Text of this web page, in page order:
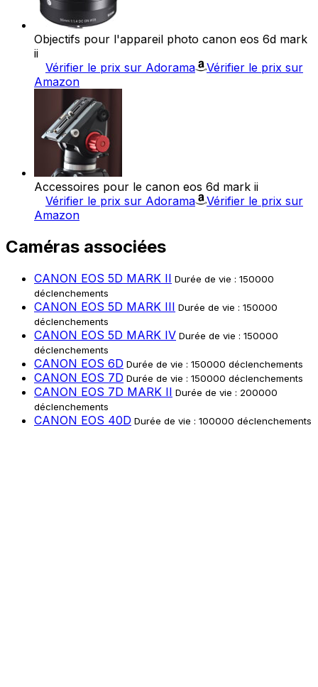
Objectifs pour l'appareil photo canon eos 6d mark
ii
Vérifier le prix sur Adorama
Vérifier le prix sur
Amazon
Accessoires pour le canon eos 6d mark ii
Vérifier le prix sur Adorama
Vérifier le prix sur
Amazon
Caméras associées
CANON EOS 5D MARK II Durée de vie : 150000
déclenchements
CANON EOS 5D MARK III Durée de vie : 150000
déclenchements
CANON EOS 5D MARK IV Durée de vie : 150000
déclenchements
CANON EOS 6D Durée de vie : 150000 déclenchements
CANON EOS 7D Durée de vie : 150000 déclenchements
CANON EOS 7D MARK II Durée de vie : 200000
déclenchements
CANON EOS 40D Durée de vie : 100000 déclenchements